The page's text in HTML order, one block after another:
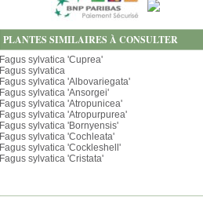
PLANTES SIMILAIRES À CONSULTER
Fagus sylvatica 'Cuprea'
Fagus sylvatica
Fagus sylvatica 'Albovariegata'
Fagus sylvatica 'Ansorgei'
Fagus sylvatica 'Atropunicea'
Fagus sylvatica 'Atropurpurea'
Fagus sylvatica 'Bornyensis'
Fagus sylvatica 'Cochleata'
Fagus sylvatica 'Cockleshell'
Fagus sylvatica 'Cristata'